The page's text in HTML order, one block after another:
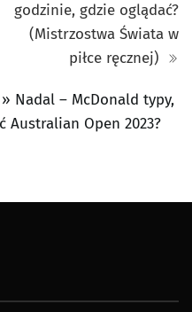
godzinie, gdzie oglądać?
(Mistrzostwa Świata w
piłce ręcznej)
» Nadal – McDonald typy,
Australian Open 2023?